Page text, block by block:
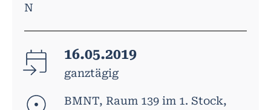
N
16.05.2019
ganztägig
BMNT, Raum 139 im 1. Stock,